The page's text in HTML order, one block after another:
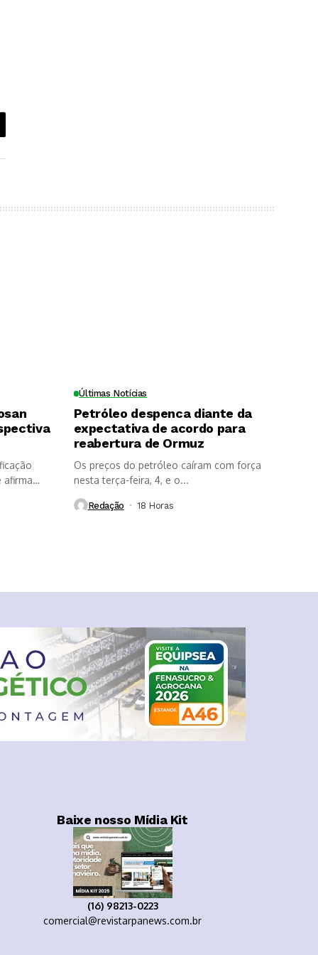
afirma
Últimas Notícias
Petróleo despenca diante da
expectativa de acordo para
reabertura de Ormuz
Os preços do petróleo caíram com força
nesta terça-feira, 4, e o...
Redação 18 Horas ⁮
Baixe nosso Mídia Kit
(16) 98213-0223
comercial@revistarpanews.com.br